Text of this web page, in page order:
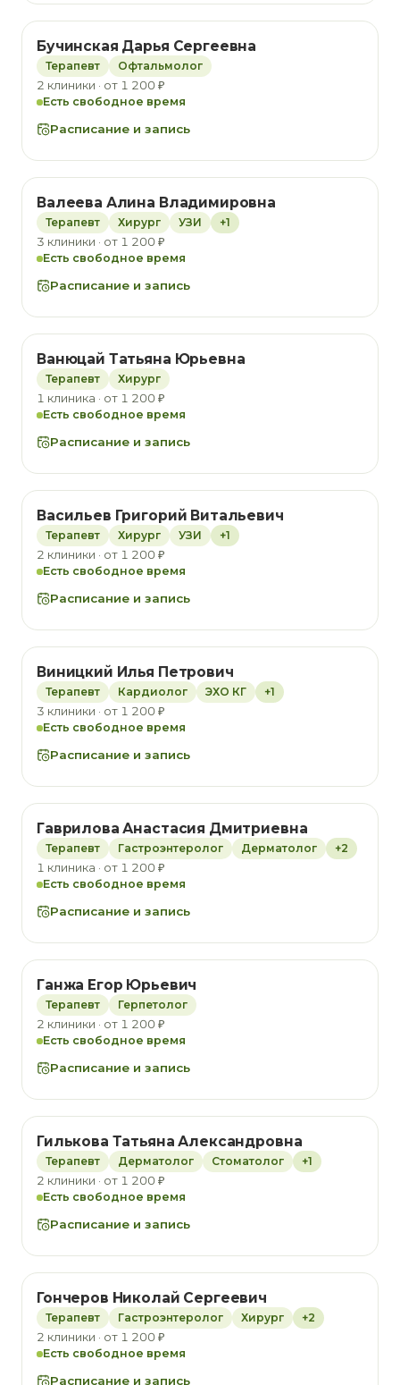
Бучинская Дарья Сергеевна
Терапевт Офтальмолог
2 клиники · от 1 200 ₽
Есть свободное время
Расписание и запись
Валеева Алина Владимировна
Терапевт Хирург УЗИ +1
3 клиники · от 1 200 ₽
Есть свободное время
Расписание и запись
Ванюцай Татьяна Юрьевна
Терапевт Хирург
1 клиника · от 1 200 ₽
Есть свободное время
Расписание и запись
Васильев Григорий Витальевич
Терапевт Хирург УЗИ +1
2 клиники · от 1 200 ₽
Есть свободное время
Расписание и запись
Виницкий Илья Петрович
Терапевт Кардиолог ЭХО КГ +1
3 клиники · от 1 200 ₽
Есть свободное время
Расписание и запись
Гаврилова Анастасия Дмитриевна
Терапевт Гастроэнтеролог Дерматолог +2
1 клиника · от 1 200 ₽
Есть свободное время
Расписание и запись
Ганжа Егор Юрьевич
Терапевт Герпетолог
2 клиники · от 1 200 ₽
Есть свободное время
Расписание и запись
Гилькова Татьяна Александровна
Терапевт Дерматолог Стоматолог +1
2 клиники · от 1 200 ₽
Есть свободное время
Расписание и запись
Гончеров Николай Сергеевич
Терапевт Гастроэнтеролог Хирург +2
2 клиники · от 1 200 ₽
Есть свободное время
Расписание и запись